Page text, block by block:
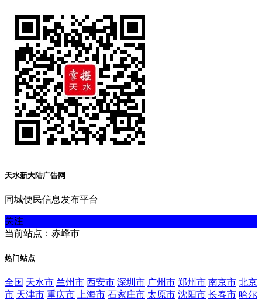
天水新大陆广告网
同城便民信息发布平台
关注
当前站点：赤峰市
热门站点
全国 天水市 兰州市 西安市 深圳市 广州市 郑州市 南京市 北京
市 天津市 重庆市 上海市 石家庄市 太原市 沈阳市 长春市 哈尔